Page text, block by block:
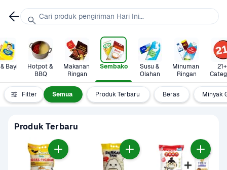
Bayi
Hotpot &
BBQ
Makanan
Ringan
Sembako
Susu &
Olahan
Minuman
Ringan
21+
Filter Semua Produk Terbaru Beras Minyak
Produk Terbaru
Cari produk pengiriman Hari Ini...